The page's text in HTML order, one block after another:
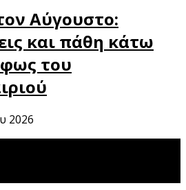
Αύγουστο:
και πάθη κάτω
του
2026